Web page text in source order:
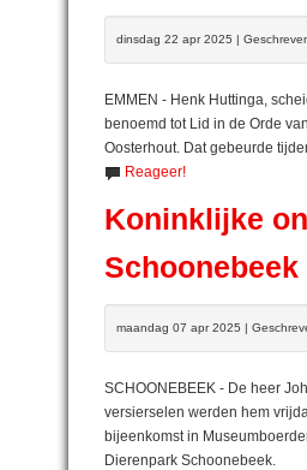
dinsdag 22 apr 2025 |
EMMEN - Henk Huttinga,
benoemd tot Lid in de Orde
Oosterhout. Dat gebeurde
Reageer!
Koninklijke
Schoonebeek
maandag 07 apr 2025 |
SCHOONEBEEK - De heer
versierselen werden hem
bijeenkomst in
Dierenpark Schoonebeek.